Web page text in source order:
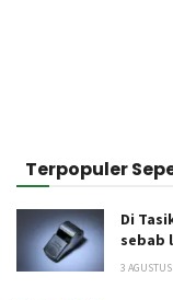
Terpopuler
Di
sebab
3